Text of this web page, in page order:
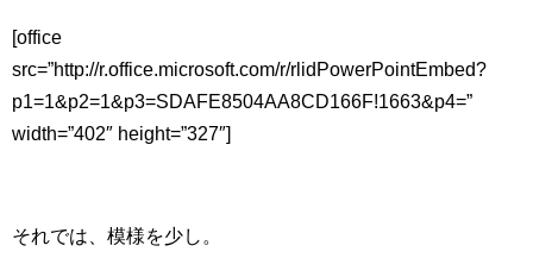
[office
src=”http://r.office.microsoft.com/r/rlidPowerPointEmbed?
p1=1&p2=1&p3=SDAFE8504AA8CD166F!1663&p4=”
width=”402″ height=”327″]
それでは、模様を少し。